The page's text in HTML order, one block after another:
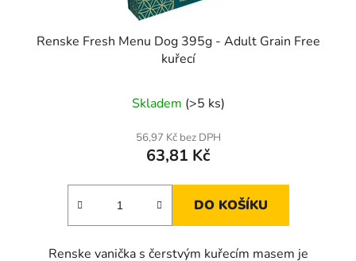
Renske Fresh Menu Dog 395g - Adult Grain Free
kuřecí
Skladem (>5 ks)
56,97 Kč bez DPH
63,81 Kč
DO KOŠÍKU
Renske vanička s čerstvým kuřecím masem je